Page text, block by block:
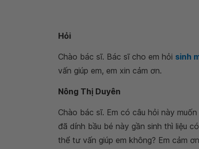
Hỏi
Chào bác sĩ. Bác sĩ cho em hỏi sinh
vấn giúp em, em xin cảm ơn.
Nông Thị Duyên
Chào bác sĩ. Em có câu hỏi này
đã dính bầu bé này gần sinh thì liệu
thể tư vấn giúp em không? Em cảm